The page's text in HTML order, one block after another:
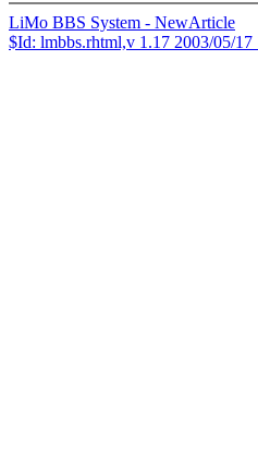
LiMo BBS System - NewArticle
$Id: lmbbs.rhtml,v 1.17 2003/05/17